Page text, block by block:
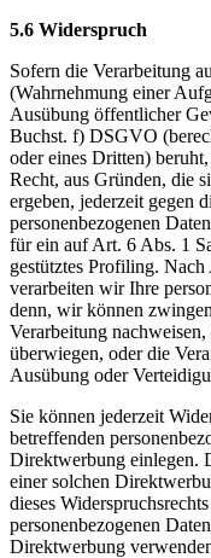
5.6 Widerspruch
Sofern die Verarbeitung
(Wahrnehmung einer
Ausübung öffentlicher
Buchst. f) DSGVO
oder eines Dritten)
Recht, aus Gründen, die
ergeben, jederzeit gegen
personenbezogenen
für ein auf Art. 6 Abs. 1
gestütztes Profiling.
verarbeiten wir Ihre
denn, wir können
Verarbeitung
überwiegen, oder die
Ausübung oder
Sie können jederzeit
betreffenden
Direktwerbung einlegen.
einer solchen
dieses
personenbezogenen
Direktwerbung